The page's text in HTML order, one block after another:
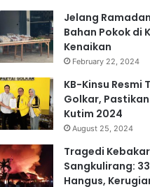
Jelang
Bahan Pokok di
Kenaikan
February 22, 2024
KB-Kinsu Resmi
Golkar,
Kutim 2024
August 25, 2024
Tragedi
Sangkulirang:
Hangus,